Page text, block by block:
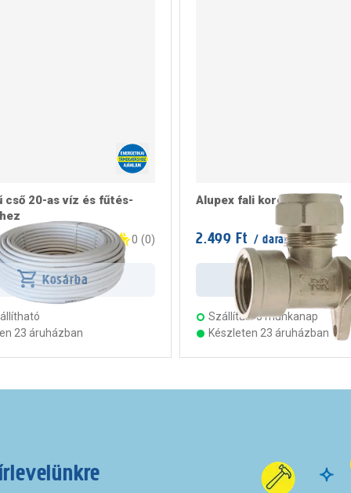
cső 20-as víz és fűtés-
0 (0)
Kosárba
23 áruházban
Alupex fali korong 16-1/2"
2.499 Ft / darab
Kosárba
Szállítás: 3 munkanap
Készleten 23 áruházban